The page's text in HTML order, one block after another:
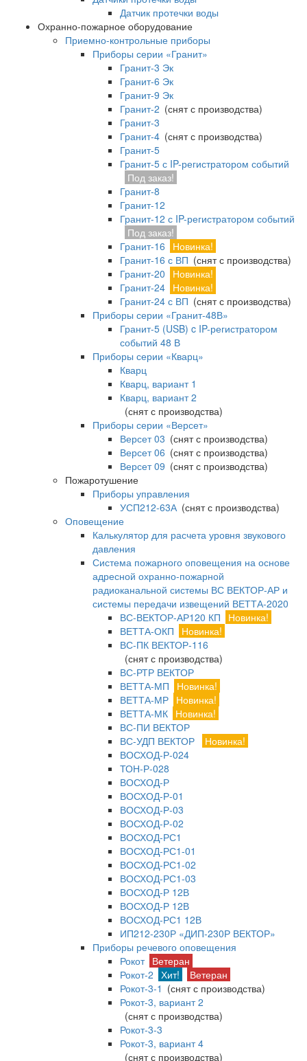
Датчик протечки воды
Охранно-пожарное оборудование
Приемно-контрольные приборы
Приборы серии «Гранит»
Гранит-3 Эк
Гранит-6 Эк
Гранит-9 Эк
Гранит-2 (снят с производства)
Гранит-3
Гранит-4 (снят с производства)
Гранит-5
Гранит-5 с IP-регистратором событий
Под заказ!
Гранит-8
Гранит-12
Гранит-12 с IP-регистратором событий
Под заказ!
Гранит-16
Новинка!
Гранит-16 с ВП (снят с производства)
Гранит-20
Новинка!
Гранит-24 Новинка!
Гранит-24 с ВП (снят с производства)
Приборы серии «Гранит-48В»
Гранит-5 (USB) c IP-регистратором
событий 48 В
Приборы серии «Кварц»
Кварц
Кварц, вариант 1
Кварц, вариант 2
(снят с производства)
Приборы серии «Версет»
Версет 03 (снят с производства)
Версет 06 (снят с производства)
Версет 09 (снят с производства)
Пожаротушение
Приборы управления
УСП212-63А(снят с производства)
Оповещение
Калькулятор для расчета уровня звукового
давления
Система пожарного оповещения на основе
адресной охранно-пожарной
радиоканальной системы ВС ВЕКТОР-АР и
системы передачи извещений ВЕТТА-2020
ВС-ВЕКТОР-АР120 КП
Новинка!
ВЕТТА-ОКП
Новинка!
ВС-ПК ВЕКТОР-116
(снят с производства)
ВС-РТР ВЕКТОР
ВЕТТА-МП
Новинка!
ВЕТТА-МР Новинка!
ВЕТТА-МК Новинка!
ВС-ПИ ВЕКТОР
ВС-УДП ВЕКТОР
Новинка!
ВОСХОД-Р-024
ТОН-Р-028
ВОСХОД-Р
ВОСХОД-Р-01
ВОСХОД-Р-03
ВОСХОД-Р-02
ВОСХОД-РС1
ВОСХОД-РС1-01
ВОСХОД-РС1-02
ВОСХОД-РС1-03
ВОСХОД-Р 12В
ВОСХОД-Р 12В
ВОСХОД-РС1 12В
ИП212-230Р «ДИП-230Р ВЕКТОР»
Приборы речевого оповещения
Рокот Ветеран
Рокот-2 Хит!
Ветеран
Рокот-3-1 (снят с производства)
Рокот-3, вариант 2
(снят с производства)
Рокот-3-3
Рокот-3, вариант 4
(снят с производства)